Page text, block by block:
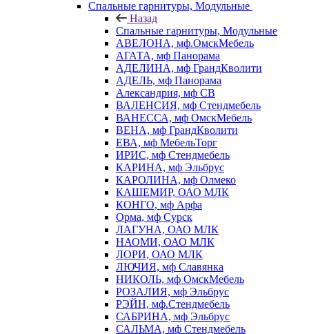
Спальные гарнитуры, Модульные
Назад
Спальные гарнитуры, Модульные
АВЕЛОНА, мф.ОмскМебель
АГАТА, мф Панорама
АДЕЛИНА, мф ГрандКволити
АДЕЛЬ, мф Панорама
Александрия, мф СВ
ВАЛЕНСИЯ, мф Стендмебель
ВАНЕССА, мф ОмскМебель
ВЕНА, мф ГрандКволити
ЕВА, мф МебельТорг
ИРИС, мф Стендмебель
КАРИНА, мф Эльбрус
КАРОЛИНА, мф Олмеко
КАШЕМИР, ОАО МЛК
КОНГО, мф Арфа
Орма, мф Сурск
ЛАГУНА, ОАО МЛК
НАОМИ, ОАО МЛК
ЛОРИ, ОАО МЛК
ЛЮЧИЯ, мф Славянка
НИКОЛЬ, мф ОмскМебель
РОЗАЛИЯ, мф Эльбрус
РЭЙН, мф.Стендмебель
САБРИНА, мф Эльбрус
САЛЬМА, мф Стендмебель